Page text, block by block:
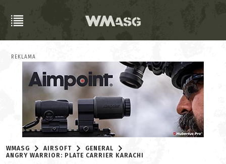
REKLAMA
WMASG AIRSOFT
GENERAL
ANGRY WARRIOR: PLATE CARRIER KARACHI